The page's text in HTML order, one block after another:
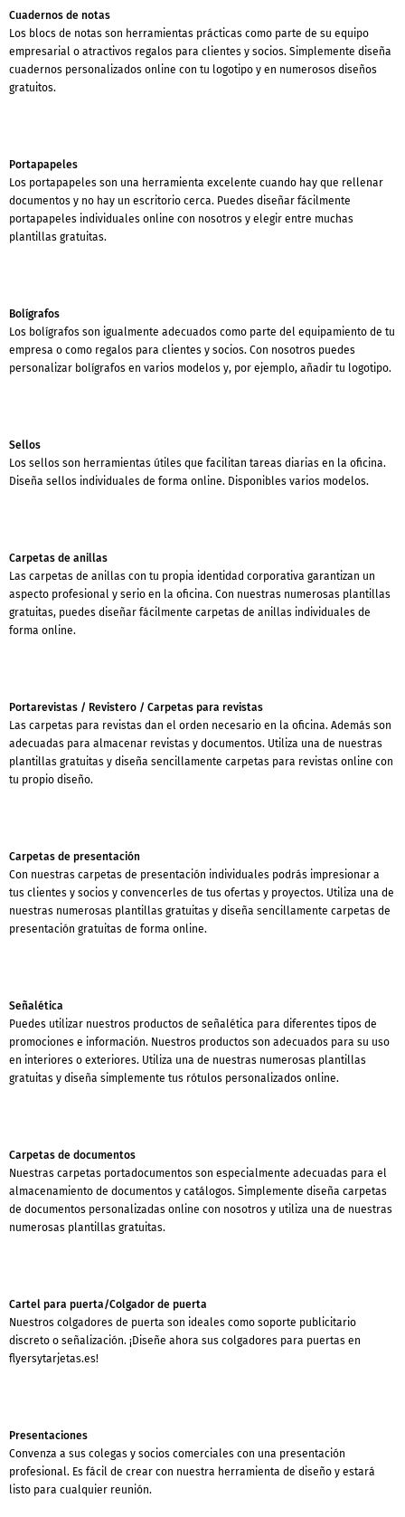
Cuadernos de notas
Los blocs de notas son herramientas prácticas como parte de su equipo
empresarial o atractivos regalos para clientes y socios. Simplemente diseña
cuadernos personalizados online con tu logotipo y en numerosos diseños
gratuitos.
Portapapeles
Los portapapeles son una herramienta excelente cuando hay que rellenar
documentos y no hay un escritorio cerca. Puedes diseñar fácilmente
portapapeles individuales online con nosotros y elegir entre muchas
plantillas gratuitas.
Bolígrafos
Los bolígrafos son igualmente adecuados como parte del equipamiento de tu
empresa o como regalos para clientes y socios. Con nosotros puedes
personalizar bolígrafos en varios modelos y, por ejemplo, añadir tu logotipo.
Sellos
Los sellos son herramientas útiles que facilitan tareas diarias en la oficina.
Diseña sellos individuales de forma online. Disponibles varios modelos.
Carpetas de anillas
Las carpetas de anillas con tu propia identidad corporativa garantizan un
aspecto profesional y serio en la oficina. Con nuestras numerosas plantillas
gratuitas, puedes diseñar fácilmente carpetas de anillas individuales de
forma online.
Portarevistas / Revistero / Carpetas para revistas
Las carpetas para revistas dan el orden necesario en la oficina. Además son
adecuadas para almacenar revistas y documentos. Utiliza una de nuestras
plantillas gratuitas y diseña sencillamente carpetas para revistas online con
tu propio diseño.
Carpetas de presentación
Con nuestras carpetas de presentación individuales podrás impresionar a
tus clientes y socios y convencerles de tus ofertas y proyectos. Utiliza una de
nuestras numerosas plantillas gratuitas y diseña sencillamente carpetas de
presentación gratuitas de forma online.
Señalética
Puedes utilizar nuestros productos de señalética para diferentes tipos de
promociones e información. Nuestros productos son adecuados para su uso
en interiores o exteriores. Utiliza una de nuestras numerosas plantillas
gratuitas y diseña simplemente tus rótulos personalizados online.
Carpetas de documentos
Nuestras carpetas portadocumentos son especialmente adecuadas para el
almacenamiento de documentos y catálogos. Simplemente diseña carpetas
de documentos personalizadas online con nosotros y utiliza una de nuestras
numerosas plantillas gratuitas.
Cartel para puerta/Colgador de puerta
Nuestros colgadores de puerta son ideales como soporte publicitario
discreto o señalización. ¡Diseñe ahora sus colgadores para puertas en
flyersytarjetas.es!
Presentaciones
Convenza a sus colegas y socios comerciales con una presentación
profesional. Es fácil de crear con nuestra herramienta de diseño y estará
listo para cualquier reunión.